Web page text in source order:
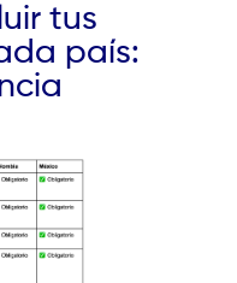
tus
país: